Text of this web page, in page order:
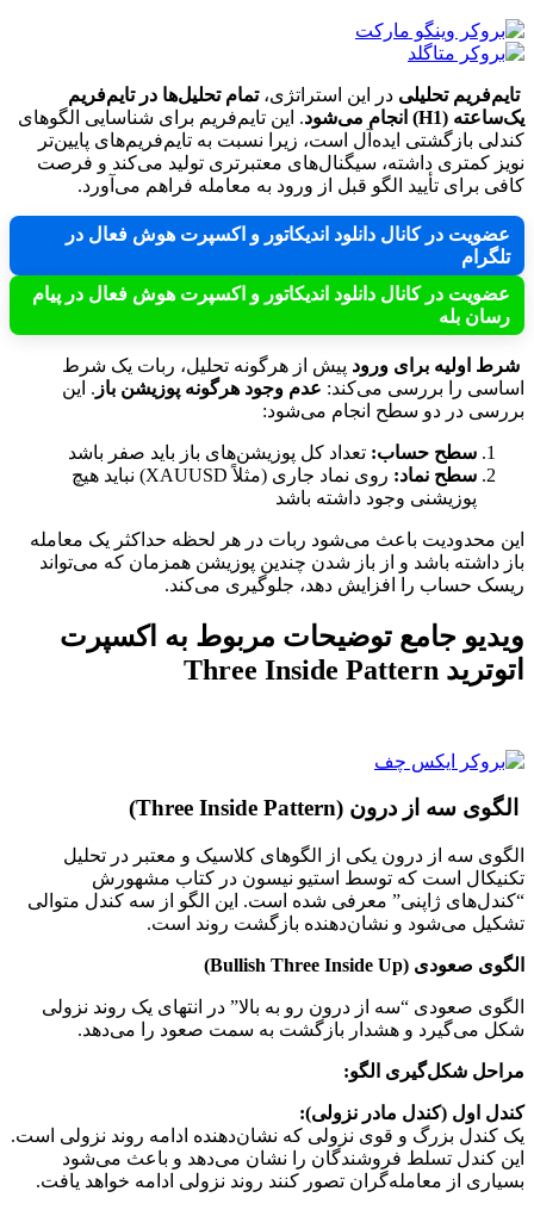
تایم‌فریم تحلیلی در این استراتژی،تمام تحلیل‌ها در تایم‌فریم
یک‌ساعته (H1) انجام می‌شود
. این تایم‌فریم برای شناسایی الگوهای
کندلی بازگشتی ایده‌آل است، زیرا نسبت به تایم‌فریم‌های پایین‌تر
نویز کمتری داشته، سیگنال‌های معتبرتری تولید می‌کند و فرصت
کافی برای تأیید الگو قبل از ورود به معامله فراهم می‌آورد.
عضویت در کانال دانلود اندیکاتور و اکسپرت هوش فعال در
تلگرام
عضویت در کانال دانلود اندیکاتور و اکسپرت هوش فعال در پیام
رسان بله
شرط اولیه برای ورود پیش از هرگونه تحلیل، ربات یک شرط
اساسی را بررسی می‌کند: عدم وجود هرگونه پوزیشن باز . این
بررسی در دو سطح انجام می‌شود:
سطح حساب: تعداد کل پوزیشن‌های باز باید صفر باشد
سطح نماد:
روی نماد جاری (مثلاً XAUUSD) نباید هیچ
پوزیشنی وجود داشته باشد
این محدودیت باعث می‌شود ربات در هر لحظه حداکثر یک معامله
باز داشته باشد و از باز شدن چندین پوزیشن همزمان که می‌تواند
ریسک حساب را افزایش دهد، جلوگیری می‌کند.
ویدیو جامع توضیحات مربوط به اکسپرت
اتوترید Three Inside Pattern
الگوی سه از درون (Three Inside Pattern)
الگوی سه از درون یکی از الگوهای کلاسیک و معتبر در تحلیل
تکنیکال است که توسط استیو نیسون در کتاب مشهورش
“کندل‌های ژاپنی” معرفی شده است. این الگو از سه کندل متوالی
تشکیل می‌شود و نشان‌دهنده بازگشت روند است.
الگوی صعودی (Bullish Three Inside Up)
الگوی صعودی “سه از درون رو به بالا” در انتهای یک روند نزولی
شکل می‌گیرد و هشدار بازگشت به سمت صعود را می‌دهد.
مراحل شکل‌گیری الگو:
کندل اول (کندل مادر نزولی):
یک کندل بزرگ و قوی نزولی که نشان‌دهنده ادامه روند نزولی است.
این کندل تسلط فروشندگان را نشان می‌دهد و باعث می‌شود
بسیاری از معامله‌گران تصور کنند روند نزولی ادامه خواهد یافت.